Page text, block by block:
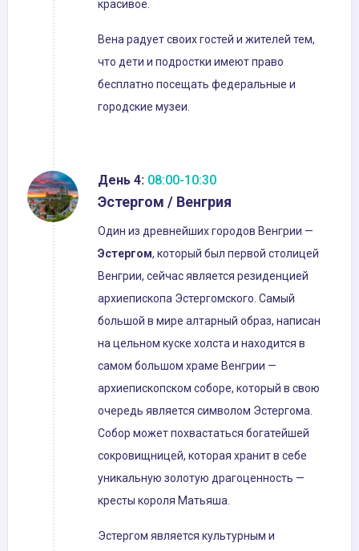
красивое.
Вена радует своих гостей и жителей тем,
что дети и подростки имеют право
бесплатно посещать федеральные и
городские музеи.
День 4: 08:00-10:30
Эстергом / Венгрия
Один из древнейших городов Венгрии —
Эстергом, который был первой столицей
Венгрии, сейчас является резиденцией
архиепископа Эстергомского. Самый
большой в мире алтарный образ, написан
на цельном куске холста и находится в
самом большом храме Венгрии —
архиепископском соборе, который в свою
очередь является символом Эстергома.
Собор может похвастаться богатейшей
сокровищницей, которая хранит в себе
уникальную золотую драгоценность —
кресты короля Матьяша.
Эстергом является культурным и